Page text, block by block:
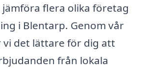
flera olika företag
i Blentarp. Genom vår
det lättare för dig att
från lokala